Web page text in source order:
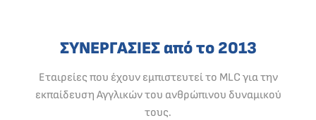
ΣΥΝΕΡΓΑΣΙΕΣ από το 2013
Εταιρείες που έχουν εμπιστευτεί το MLC για την
εκπαίδευση Αγγλικών του ανθρώπινου δυναμικού
τους.